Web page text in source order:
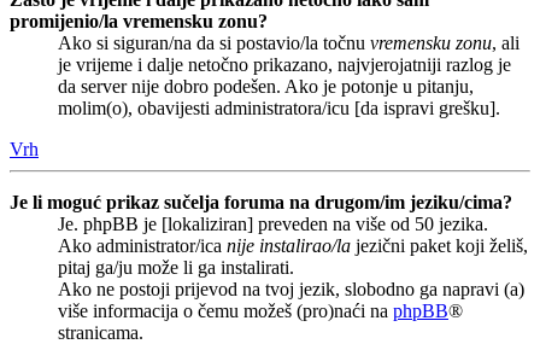
promijenio/la vremensku zonu?
Ako si siguran/na da si postavio/la točnu vremensku zonu, ali
je vrijeme i dalje netočno prikazano, najvjerojatniji razlog je
da server nije dobro podešen. Ako je potonje u pitanju,
molim(o), obavijesti administratora/icu [da ispravi grešku].
Vrh
Je li moguć prikaz sučelja foruma na drugom/im jeziku/cima?
Je. phpBB je [lokaliziran] preveden na više od 50 jezika.
Ako administrator/ica nije instalirao/la jezični paket koji želiš,
pitaj ga/ju može li ga instalirati.
Ako ne postoji prijevod na tvoj jezik, slobodno ga napravi (a)
više informacija o čemu možeš (pro)naći na phpBB®
stranicama.